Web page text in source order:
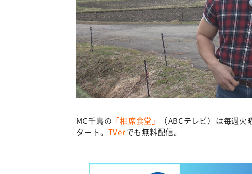
MC千鳥の 「相席食堂」
（ABCテレビ）は毎週
タート。 TVerでも無料配信。